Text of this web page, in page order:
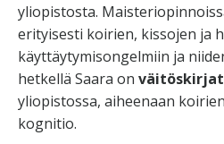
yliopistosta.
erityisesti koirien, kissojen ja
käyttäytymisongelmiin ja
hetkellä Saara on
yliopistossa, aiheenaan
kognitio.